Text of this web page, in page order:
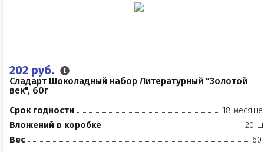
202 руб.
Сладарт Шоколадный набор Литературный "Золотой
век", 60г
Срок годности
18
Вложений в коробке
20
Вес
60